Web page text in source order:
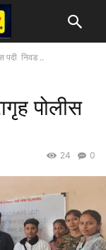
पदी निवड ..
पोलीस
0
24